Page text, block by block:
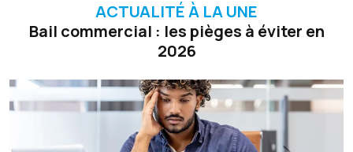
ACTUALITÉ À LA UNE
Bail commercial : les pièges à éviter en
2026